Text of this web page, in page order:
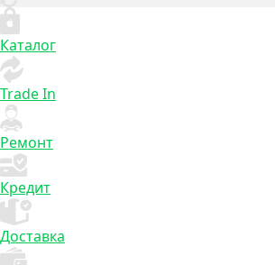
Каталог
Trade In
Ремонт
Кредит
Доставка